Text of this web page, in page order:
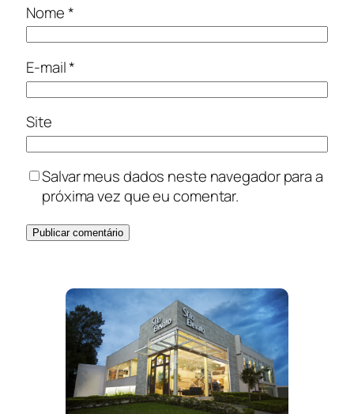
Nome*
E-mail*
Site
Salvar meus dados neste navegador para a
próxima vez que eu comentar.